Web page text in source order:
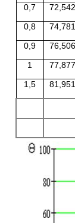
0,7
0,8
0,9
1
1,5